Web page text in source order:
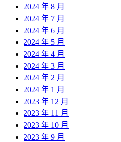
2024 年 8 月
2024 年 7 月
2024 年 6 月
2024 年 5 月
2024 年 4 月
2024 年 3 月
2024 年 2 月
2024 年 1 月
2023 年 12 月
2023 年 11 月
2023 年 10 月
2023 年 9 月